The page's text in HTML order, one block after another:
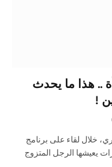
.. هذا ما يحدث
!
خلال لقاء على برنامج
يعيشها الرجل المتزوج